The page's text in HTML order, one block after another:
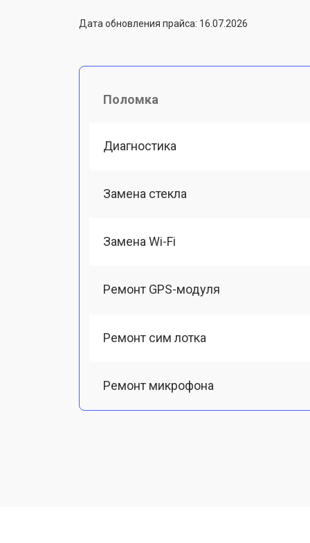
Дата обновления прайса: 16.07.2026
Поломка
Диагностика
Замена стекла
Замена Wi-Fi
Ремонт GPS-модуля
Ремонт сим лотка
Ремонт микрофона